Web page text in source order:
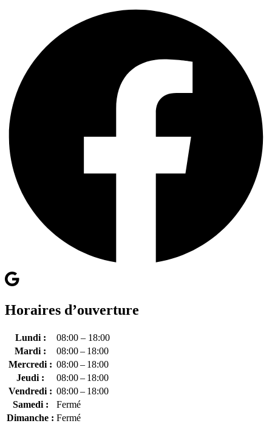
Horaires d’ouverture
Lundi :
08:00 – 18:00
Mardi :
08:00 – 18:00
Mercredi : 08:00 – 18:00
Jeudi :
08:00 – 18:00
Vendredi : 08:00 – 18:00
Samedi :
Fermé
Dimanche : Fermé